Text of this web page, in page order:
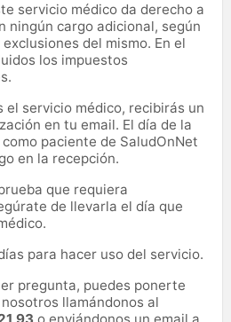
servicio médico da derecho a
ningún cargo adicional, según
del mismo. En el
los impuestos
el servicio médico, recibirás un
en tu email. El día de la
paciente de SaludOnNet
en la recepción.
que requiera
de llevarla el día que
para hacer uso del servicio.
pregunta, puedes ponerte
llamándonos al